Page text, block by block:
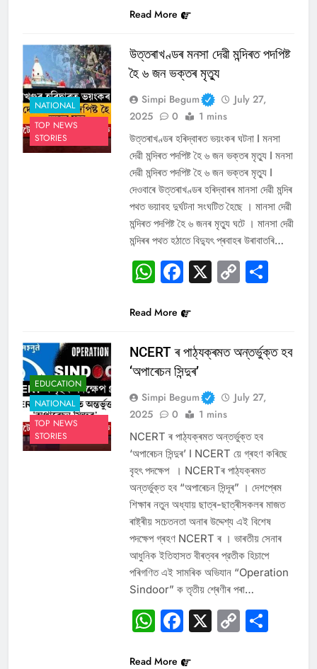
Read More
NATIONAL
TOP NEWS
STORIES
উত্তৰাখণ্ডৰ মনসা দেৱী মন্দিৰত পদপিষ্ট
হৈ ৬ জন ভক্তৰ মৃত্যু
Simpi Begum
July 27,
2025
0 1 mins
উত্তৰাখণ্ডৰ হৰিদ্বাৰত ভয়ংকৰ ঘটনা I মনসা
দেৱী মন্দিৰত পদপিষ্ট হৈ ৬ জন ভক্তৰ মৃত্যু I মনসা
দেৱী মন্দিৰত পদপিষ্ট হৈ ৬ জন ভক্তৰ মৃত্যু I
দেওবাৰে উত্তৰাখণ্ডৰ হৰিদ্বাৰৰ মানসা দেৱী মন্দিৰ
পথত ভয়াবহ দুৰ্ঘটনা সংঘটিত হৈছে । মানসা দেৱী
মন্দিৰত পদপিষ্ট হৈ ৬ জনৰ মৃত্যু ঘটে । মানসা দেৱী
মন্দিৰৰ পথত হঠাতে বিদ্যুৎ প্ৰবাহৰ উৰাবাতৰি…
WhatsApp
Facebook
X Copy
Read More
EDUCATION
NATIONAL
TOP NEWS
STORIES
NCERT ৰ পাঠ্যক্ৰমত অন্তৰ্ভুক্ত হব
‘অপাৰেচন সিন্দুৰ’
Simpi Begum
July 27,
2025
0 1 mins
NCERT ৰ পাঠ্যক্ৰমত অন্তৰ্ভুক্ত হব
‘অপাৰেচন সিন্দুৰ’ I NCERT য়ে গ্ৰহণ কৰিছে
বৃহৎ পদক্ষেপ । NCERTৰ পাঠ্যক্ৰমত
অন্তৰ্ভুক্ত হব “অপাৰেচন সিন্দূৰ” । দেশপ্ৰেম
শিক্ষাৰ নতুন অধ্যায় ছাত্ৰ-ছাত্ৰীসকলৰ মাজত
ৰাষ্ট্ৰীয় সচেতনতা অনাৰ উদ্দেশ্য এই বিশেষ
পদক্ষেপ গ্ৰহণ NCERT ৰ । ভাৰতীয় সেনাৰ
আধুনিক ইতিহাসত বীৰত্বৰ প্রতীক হিচাপে
পৰিগণিত এই সামৰিক অভিযান “Operation
Sindoor” ক তৃতীয় শ্ৰেণীৰ পৰা…
WhatsApp
Facebook
X Copy
Read More